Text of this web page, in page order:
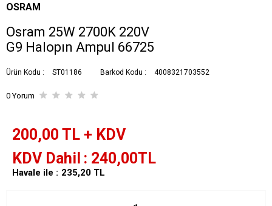
OSRAM
Osram 25W 2700K 220V
G9 Halopın Ampul 66725
Ürün Kodu : ST01186 Barkod Kodu : 4008321703552
0 Yorum
200,00 TL + KDV
KDV Dahil
240,00TL
Havale ile : TL
235,20